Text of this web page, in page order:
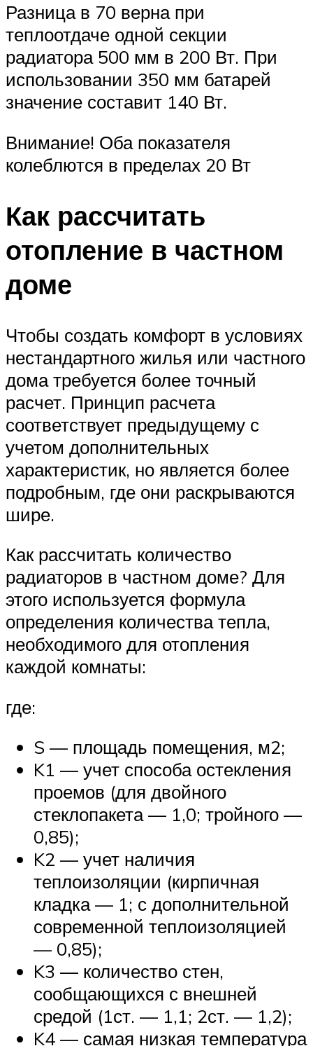
Разница в 70 верна при
теплоотдаче одной секции
радиатора 500 мм в 200 Вт. При
использовании 350 мм батарей
значение составит 140 Вт.
Внимание! Оба показателя
колеблются в пределах 20 Вт
Как рассчитать
отопление в частном
доме
Чтобы создать комфорт в условиях
нестандартного жилья или частного
дома требуется более точный
расчет. Принцип расчета
соответствует предыдущему с
учетом дополнительных
характеристик, но является более
подробным, где они раскрываются
шире.
Как рассчитать количество
радиаторов в частном доме? Для
этого используется формула
определения количества тепла,
необходимого для отопления
каждой комнаты:
где:
S — площадь помещения, м2;
K1 — учет способа остекления
проемов (для двойного
стеклопакета — 1,0; тройного —
0,85);
K2 — учет наличия
теплоизоляции (кирпичная
кладка — 1; с дополнительной
современной теплоизоляцией
— 0,85);
K3 — количество стен,
сообщающихся с внешней
средой (1ст. — 1,1; 2ст. — 1,2);
K4 — самая низкая температура